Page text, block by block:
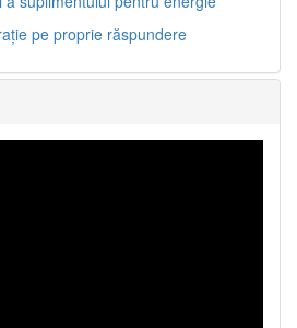
pe proprie răspundere